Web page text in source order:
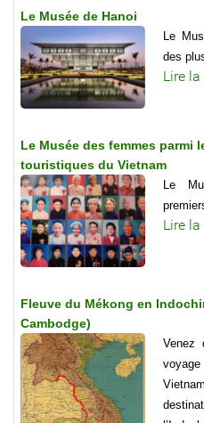
Le Musée de Hanoi
Le
des
Lire
Le Musée des femmes parmi
touristiques du Vietnam
Le
Lire
Fleuve du Mékong en
Cambodge)
Venez